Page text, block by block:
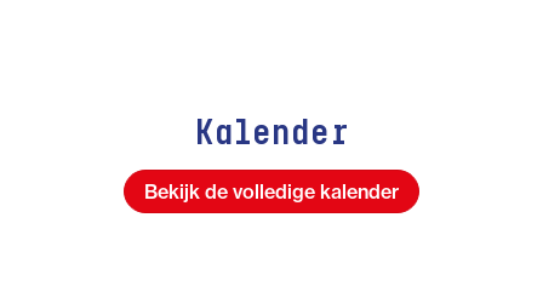
Kalender
Bekijk de volledige kalender